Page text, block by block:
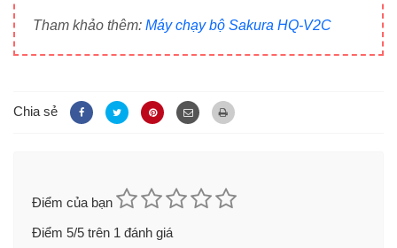
Tham khảo thêm: Máy chạy bộ Sakura HQ-V2C
Chia sẻ
Điểm của bạn
Điểm 5/5 trên 1 đánh giá